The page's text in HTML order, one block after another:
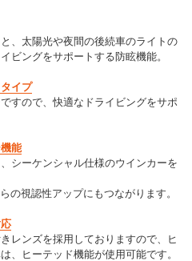
、太陽光や夜間の後続車のライトの
ビングをサポートする防眩機能。
イプ
すので、快適なドライビングをサポ
能
シーケンシャル仕様のウインカーを
の視認性アップにもつながります。
レンズを採用しておりますので、ヒ
、ヒーテッド機能が使用可能です。